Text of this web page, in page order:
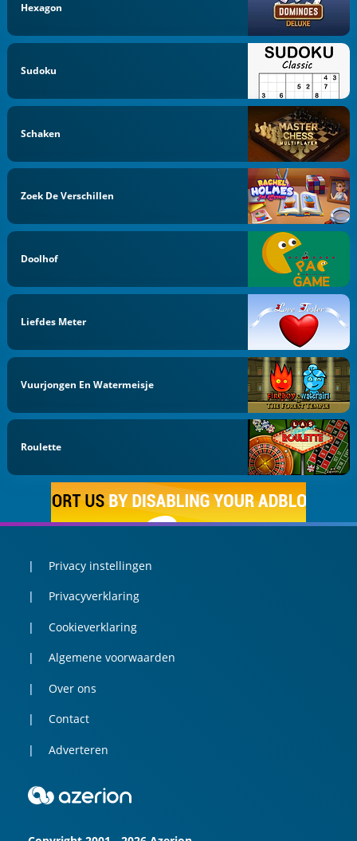
Hexagon
Sudoku
Schaken
Zoek De Verschillen
Doolhof
Liefdes Meter
Vuurjongen En Watermeisje
Roulette
Privacy instellingen
Privacyverklaring
Cookieverklaring
Algemene voorwaarden
Over ons
Contact
Adverteren